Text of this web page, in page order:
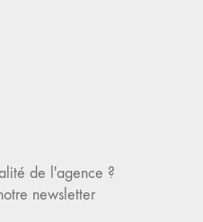
de l'agence ?
newsletter